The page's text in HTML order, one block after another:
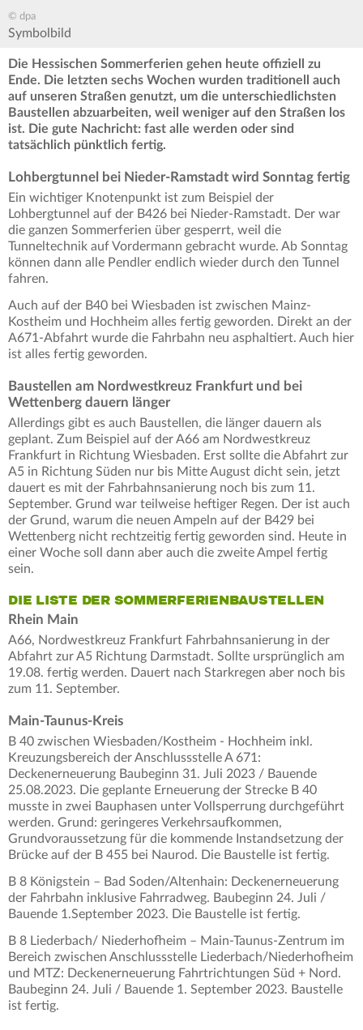
© dpa
Symbolbild
Die Hessischen Sommerferien gehen heute offiziell zu
Ende. Die letzten sechs Wochen wurden traditionell auch
auf unseren Straßen genutzt, um die unterschiedlichsten
Baustellen abzuarbeiten, weil weniger auf den Straßen los
ist. Die gute Nachricht: fast alle werden oder sind
tatsächlich pünktlich fertig.
Lohbergtunnel bei Nieder-Ramstadt wird Sonntag fertig
Ein wichtiger Knotenpunkt ist zum Beispiel der
Lohbergtunnel auf der B426 bei Nieder-Ramstadt. Der war
die ganzen Sommerferien über gesperrt, weil die
Tunneltechnik auf Vordermann gebracht wurde. Ab Sonntag
können dann alle Pendler endlich wieder durch den Tunnel
fahren.
Auch auf der B40 bei Wiesbaden ist zwischen Mainz-
Kostheim und Hochheim alles fertig geworden. Direkt an der
A671-Abfahrt wurde die Fahrbahn neu asphaltiert. Auch hier
ist alles fertig geworden.
Baustellen am Nordwestkreuz Frankfurt und bei
Wettenberg dauern länger
Allerdings gibt es auch Baustellen, die länger dauern als
geplant. Zum Beispiel auf der A66 am Nordwestkreuz
Frankfurt in Richtung Wiesbaden. Erst sollte die Abfahrt zur
A5 in Richtung Süden nur bis Mitte August dicht sein, jetzt
dauert es mit der Fahrbahnsanierung noch bis zum 11.
September. Grund war teilweise heftiger Regen. Der ist auch
der Grund, warum die neuen Ampeln auf der B429 bei
Wettenberg nicht rechtzeitig fertig geworden sind. Heute in
einer Woche soll dann aber auch die zweite Ampel fertig
sein.
DIE LISTE DER SOMMERFERIENBAUSTELLEN
Rhein Main
A66, Nordwestkreuz Frankfurt Fahrbahnsanierung in der
Abfahrt zur A5 Richtung Darmstadt. Sollte ursprünglich am
19.08. fertig werden. Dauert nach Starkregen aber noch bis
zum 11. September.
Main-Taunus-Kreis
B 40 zwischen Wiesbaden/Kostheim - Hochheim inkl.
Kreuzungsbereich der Anschlussstelle A 671:
Deckenerneuerung Baubeginn 31. Juli 2023 / Bauende
25.08.2023. Die geplante Erneuerung der Strecke B 40
musste in zwei Bauphasen unter Vollsperrung durchgeführt
werden. Grund: geringeres Verkehrsaufkommen,
Grundvoraussetzung für die kommende Instandsetzung der
Brücke auf der B 455 bei Naurod. Die Baustelle ist fertig.
B 8 Königstein – Bad Soden/Altenhain: Deckenerneuerung
der Fahrbahn inklusive Fahrradweg. Baubeginn 24. Juli /
Bauende 1.September 2023. Die Baustelle ist fertig.
B 8 Liederbach/ Niederhofheim – Main-Taunus-Zentrum im
Bereich zwischen Anschlussstelle Liederbach/Niederhofheim
und MTZ: Deckenerneuerung Fahrtrichtungen Süd + Nord.
Baubeginn 24. Juli / Bauende 1. September 2023. Baustelle
ist fertig.